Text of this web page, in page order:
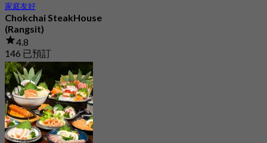
家庭友好
Chokchai SteakHouse
(Rangsit)
4.8
146 已預訂
起฿ 1,300